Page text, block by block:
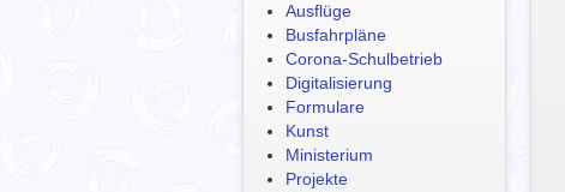
Ausflüge
Busfahrpläne
Corona-Schulbetrieb
Digitalisierung
Formulare
Kunst
Ministerium
Projekte